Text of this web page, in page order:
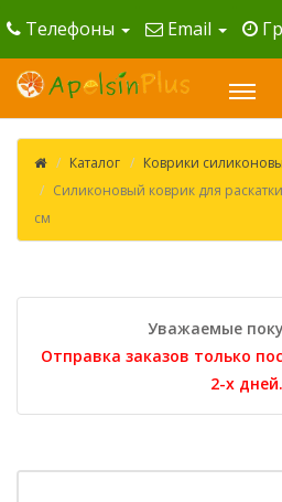
Телефоны Email
Каталог
Коврики
Силиконовый коврик для
см
Уважаемые
Отправка заказов только
2-х дней.